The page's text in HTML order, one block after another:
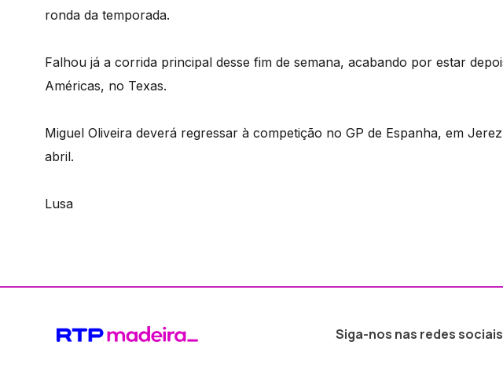
ronda da temporada.
Falhou já a corrida principal desse fim de semana, acabando por estar
Américas, no Texas.
Miguel Oliveira deverá regressar à competição no GP de Espanha, em
abril.
Lusa
Siga-nos nas redes sociais